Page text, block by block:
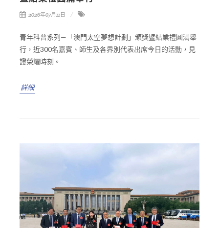
2026年07月11日
青年科普系列—「澳門太空夢想計劃」頒獎暨結業禮圓滿舉
行，近300名嘉賓、師生及各界別代表出席今日的活動，見
證榮耀時刻。
詳細